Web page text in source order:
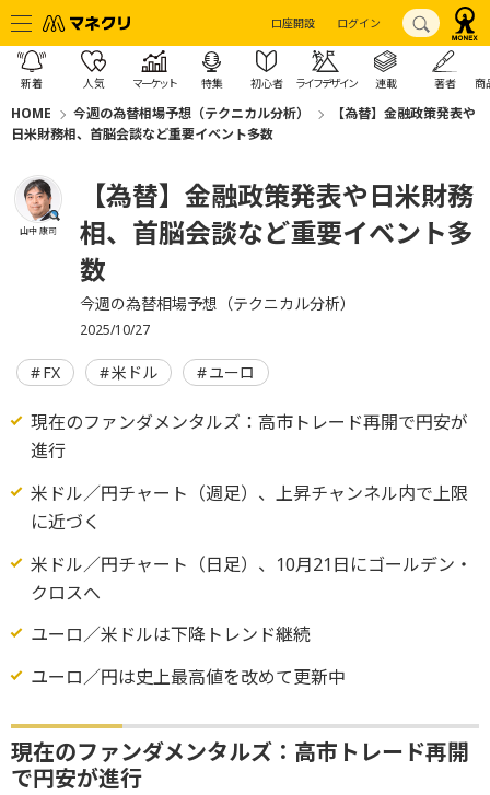
口座開設 ログイン
新着 人気 マーケット 特集 初心者 ライフデザイン 連載 著者 商
HOME 今週の為替相場予想（テクニカル分析）
【為替】金融政策発表や
日米財務相、首脳会談など重要イベント多数
山中 康司
【為替】金融政策発表や日米財務
相、首脳会談など重要イベント多
数
今週の為替相場予想（テクニカル分析）
2025/10/27
FX 米ドル ユーロ
現在のファンダメンタルズ：高市トレード再開で円安が
進行
米ドル／円チャート（週足）、上昇チャンネル内で上限
に近づく
米ドル／円チャート（日足）、10月21日にゴールデン・
クロスへ
ユーロ／米ドルは下降トレンド継続
ユーロ／円は史上最高値を改めて更新中
現在のファンダメンタルズ：高市トレード再開
で円安が進行